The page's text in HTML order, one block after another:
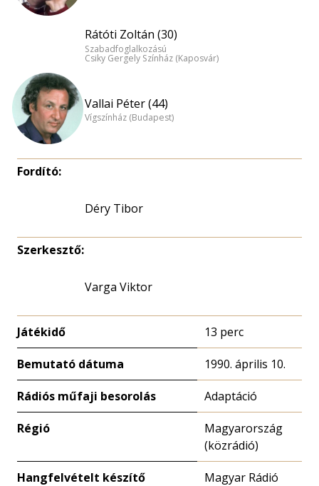
Rátóti Zoltán (30)
Szabadfoglalkozású
Csiky Gergely Színház (Kaposvár)
Vallai Péter (44)
Vígszínház (Budapest)
Fordító:
Déry Tibor
Szerkesztő:
Varga Viktor
Játékidő 13 perc
Bemutató dátuma 1990. április 10.
Rádiós műfaji besorolás Adaptáció
Régió
Magyarország
(közrádió)
Hangfelvételt készítő
Magyar Rádió